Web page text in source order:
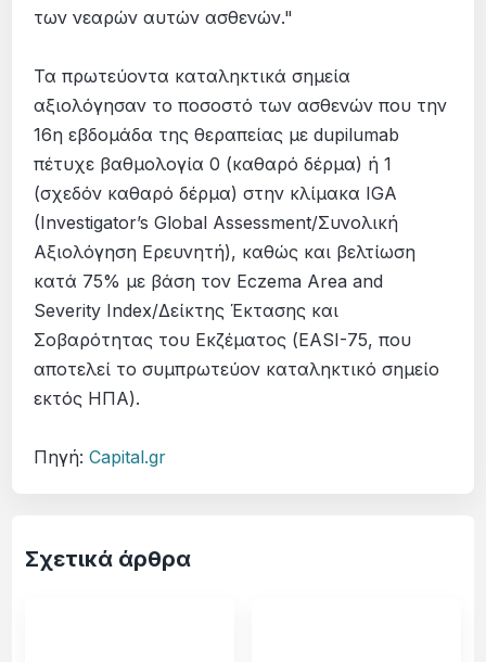
των νεαρών αυτών ασθενών."
Τα πρωτεύοντα καταληκτικά σημεία
αξιολόγησαν το ποσοστό των ασθενών που την
16η εβδομάδα της θεραπείας με dupilumab
πέτυχε βαθμολογία 0 (καθαρό δέρμα) ή 1
(σχεδόν καθαρό δέρμα) στην κλίμακα IGA
(Investigator’s Global Assessment/Συνολική
Αξιολόγηση Ερευνητή), καθώς και βελτίωση
κατά 75% με βάση τον Eczema Area and
Severity Index/Δείκτης Έκτασης και
Σοβαρότητας του Εκζέματος (EASI-75, που
αποτελεί το συμπρωτεύον καταληκτικό σημείο
εκτός ΗΠΑ).
Πηγή:Capital.gr
Σχετικά άρθρα